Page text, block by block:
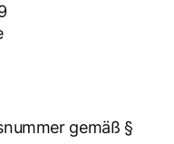
gemäß §